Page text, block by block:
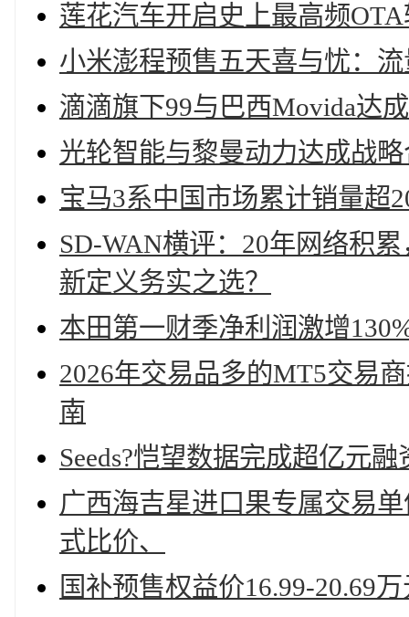
莲花汽车开启史上最高频
小米澎程预售五天喜与忧：
滴滴旗下99与巴西Movida达
光轮智能与黎曼动力达成战
宝马3系中国市场累计销量超
SD-WAN横评：20年网络积
新定义务实之选？
本田第一财季净利润激增
2026年交易品多的MT5交易
南
Seeds?恺望数据完成超亿元融
广西海吉星进口果专属交易
式比价、
国补预售权益价16.99-20.69